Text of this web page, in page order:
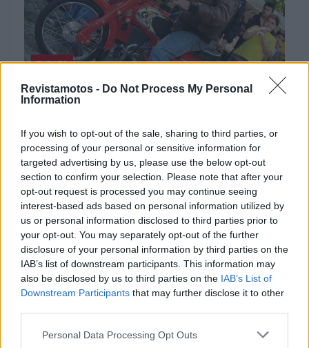
Revistamotos - Do Not Process My Personal
Information
If you wish to opt-out of the sale, sharing to third parties, or
processing of your personal or sensitive information for
targeted advertising by us, please use the below opt-out
section to confirm your selection. Please note that after your
opt-out request is processed you may continue seeing
interest-based ads based on personal information utilized by
us or personal information disclosed to third parties prior to
your opt-out. You may separately opt-out of the further
disclosure of your personal information by third parties on the
IAB’s list of downstream participants. This information may
also be disclosed by us to third parties on the IAB’s List of
Downstream Participants that may further disclose it to other
Personal Data Processing Opt Outs
EVENTO
42.º Passeio de Motas Antigas anima Sintra a
5 de setembro
5 de setembro volta a pôr Sintra na estrada O Moto Clube
de Sintra volta a cumprir a tradição...
POR BEATRIZ ALEXANDRE 7 AGOSTO, 2026